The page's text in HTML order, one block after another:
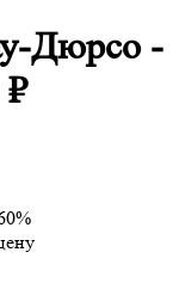
Дюрсо -
₽